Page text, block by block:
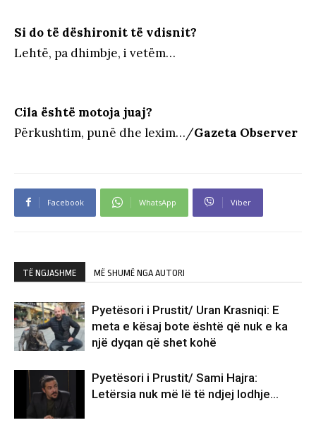
Si do të dëshironit të vdisnit?
Lehtë, pa dhimbje, i vetëm…
Cila është motoja juaj?
Përkushtim, punë dhe lexim…/Gazeta Observer
Facebook WhatsApp Viber
TË NGJASHME MË SHUMË NGA AUTORI
Pyetësori i Prustit/ Uran Krasniqi: E
meta e kësaj bote është që nuk e ka
një dyqan që shet kohë
Pyetësori i Prustit/ Sami Hajra:
Letërsia nuk më lë të ndjej lodhje…